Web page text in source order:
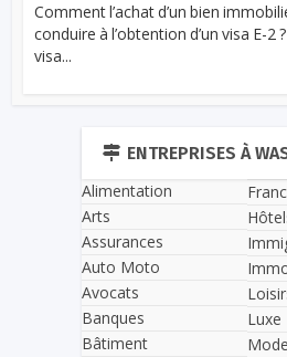
Comment l’achat d’un bien
conduire à l’obtention d’un visa E-2
visa...
ENTREPRISES À
Alimentation
Arts
Assurances
Auto Moto
Avocats
Banques
Bâtiment
Luxe
Mode